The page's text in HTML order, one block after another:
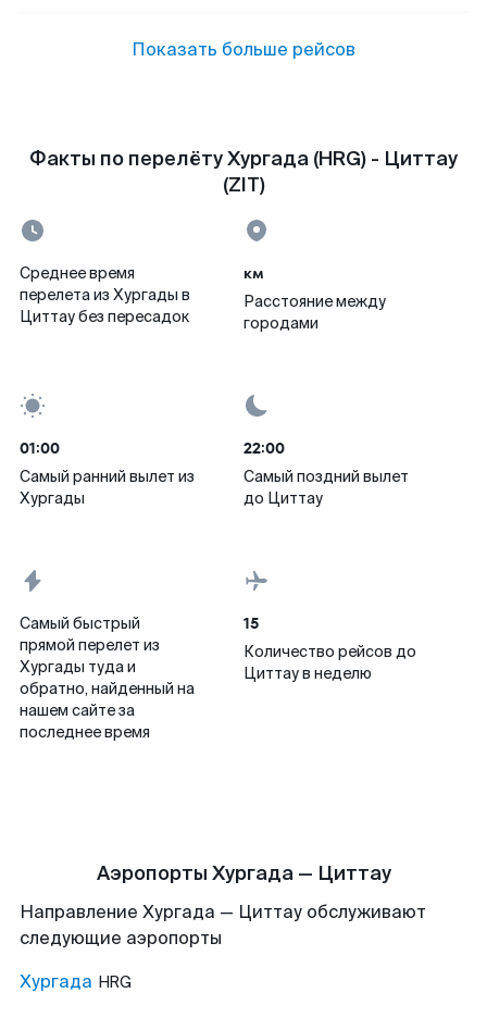
Показать больше рейсов
Факты по перелёту Хургада (HRG) - Циттау
(ZIT)
Среднее время
перелета из Хургады в
Циттау без пересадок
км
Расстояние между
городами
01:00
Самый ранний вылет из
Хургады
22:00
Самый поздний вылет
до Циттау
Самый быстрый
прямой перелет из
Хургады туда и
обратно, найденный на
нашем сайте за
последнее время
15
Количество рейсов до
Циттау в неделю
Аэропорты Хургада — Циттау
Направление Хургада — Циттау обслуживают
следующие аэропорты
Хургада HRG